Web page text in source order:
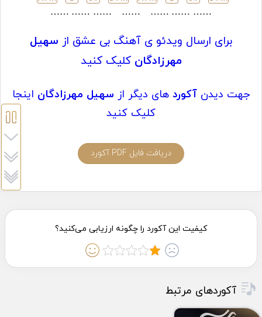
……
……
……
……
……
……
……
برای ارسال ویدئو ی آهنگ بی عشق از سهیل
مهرزادگان کلیک کنید
جهت دیدن آکورد های دیگر از سهیل مهرزادگان اینجا
کلیک کنید
دریافت فایل PDF آکورد
آکوردهای مرتبط